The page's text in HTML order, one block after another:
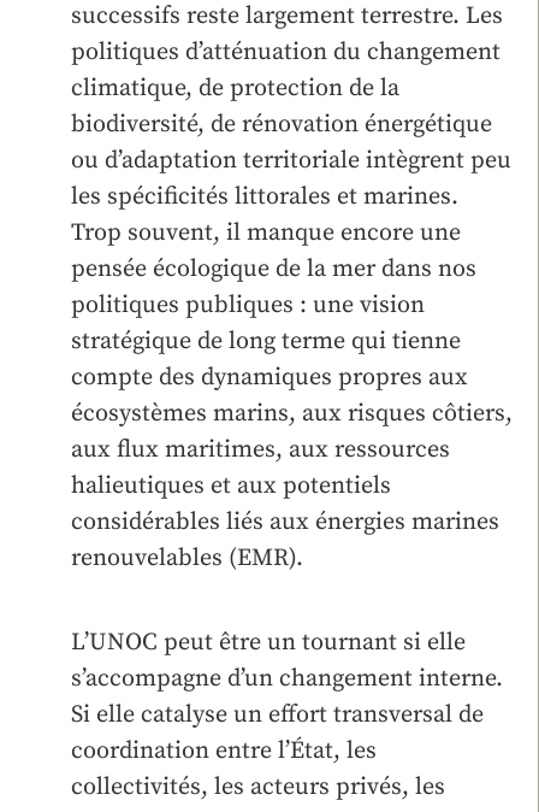
successifs reste largement terrestre. Les
politiques d’atténuation du changement
climatique, de protection de la
biodiversité, de rénovation énergétique
ou d’adaptation territoriale intègrent peu
les spécificités littorales et marines.
Trop souvent, il manque encore une
pensée écologique de la mer dans nos
politiques publiques : une vision
stratégique de long terme qui tienne
compte des dynamiques propres aux
écosystèmes marins, aux risques côtiers,
aux flux maritimes, aux ressources
halieutiques et aux potentiels
considérables liés aux énergies marines
renouvelables (EMR).
L’UNOC peut être un tournant si elle
s’accompagne d’un changement interne.
Si elle catalyse un effort transversal de
coordination entre l’État, les
collectivités, les acteurs privés, les